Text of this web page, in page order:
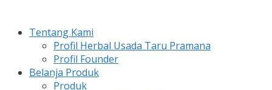
Tentang Kami
Profil Herbal Usada Taru Pramana
Profil Founder
Belanja Produk
Produk